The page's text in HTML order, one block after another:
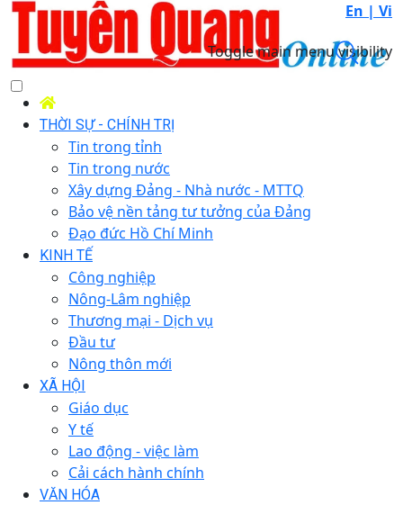
En | Vi
Toggle main menu visibility
THỜI SỰ - CHÍNH TRỊ
Tin trong tỉnh
Tin trong nước
Xây dựng Đảng - Nhà nước - MTTQ
Bảo vệ nền tảng tư tưởng của Đảng
Đạo đức Hồ Chí Minh
KINH TẾ
Công nghiệp
Nông-Lâm nghiệp
Thương mại - Dịch vụ
Đầu tư
Nông thôn mới
XÃ HỘI
Giáo dục
Y tế
Lao động - việc làm
Cải cách hành chính
VĂN HÓA